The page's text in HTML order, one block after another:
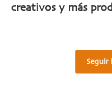
creativos y más
Seguir